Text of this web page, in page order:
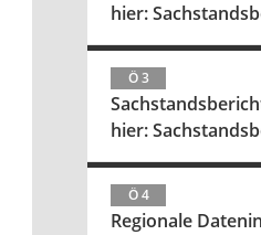
hier:
Ö 3
hier:
Ö 4
Regionale